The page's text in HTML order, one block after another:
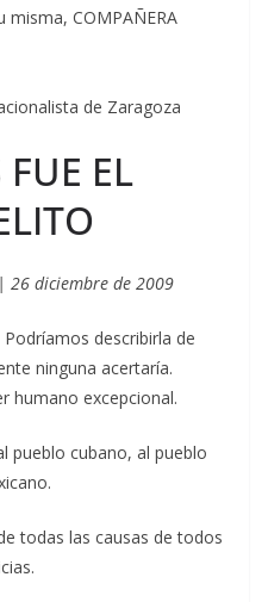
COMPAÑERA
de Zaragoza
EL
26 diciembre de 2009
describirla de
ninguna acertaría.
humano excepcional.
pueblo cubano, al pueblo
todas las causas de todos